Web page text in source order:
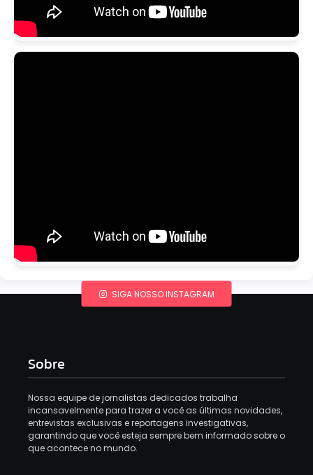
SIGA NOSSO INSTAGRAM
Sobre
Nossa equipe de jornalistas dedicados trabalha
incansavelmente para trazer a você as últimas novidades,
entrevistas exclusivas e reportagens investigativas,
garantindo que você esteja sempre bem informado sobre o
que acontece no mundo.